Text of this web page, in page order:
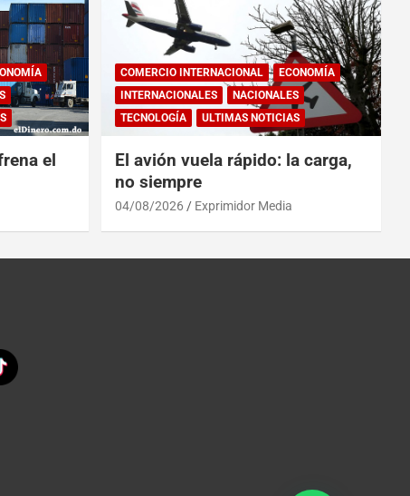
el
COMERCIO INTERNACIONAL
ECONOMÍA
INTERNACIONALES
NACIONALES
TECNOLOGÍA
ULTIMAS NOTICIAS
El avión vuela rápido: la carga,
no siempre
04/08/2026 Exprimidor Media